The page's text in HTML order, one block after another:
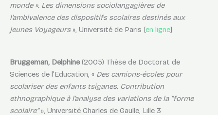
monde ». Les dimensions sociolangagières de
l’ambivalence des dispositifs scolaires destinés aux
jeunes Voyageurs», Université de Paris [en ligne]
Bruggeman, Delphine(2005) Thèse de Doctorat de
Sciences de l’Education, « Des camions-écoles pour
scolariser des enfants tsiganes. Contribution
ethnographique à l’analyse des variations de la “forme
scolaire”», Université Charles de Gaulle, Lille 3